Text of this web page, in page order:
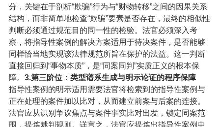
分，关键在于剖析“欺骗”行为与“财物转移”之间的因果关系
结构，而非简单地检查“欺骗”要素是否存在，最终的相似性
判断必须通过规范目的同一性的检验。法官必须深入考
察，将指导性案例的解决方案适用于待决案件，是否能够
同样恰当地实现该法律规范所旨在保护的法益。这一判断
直接回归到“事物本质”，是“同案同判”实质正义的根本保
障。 3.第三阶位：类型谱系生成与明示论证的程序保障
指导性案例的明示适用需要法官将检索到的指导性案例与
正在处理的案件加以比对，从而建立前案与后案的连接。
法官应从识别争议焦点与案件事实比对出发，锁定同案范
围，提炼裁判规则。详言之，法官应提炼出指导性案例中